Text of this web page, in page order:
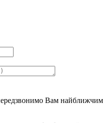
Вам найближчим